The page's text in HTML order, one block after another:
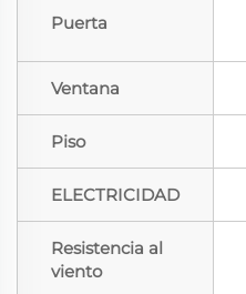
Puerta
Ventana
Piso
ELECTRICIDAD
Resistencia al
viento